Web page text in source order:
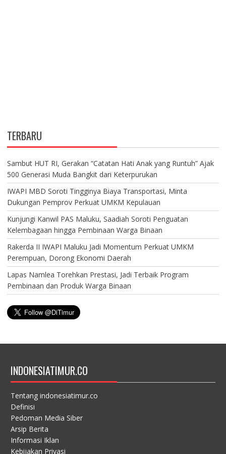
TERBARU
Sambut HUT RI, Gerakan “Catatan Hati Anak yang Runtuh” Ajak
500 Generasi Muda Bangkit dari Keterpurukan
IWAPI MBD Soroti Tingginya Biaya Transportasi, Minta
Dukungan Pemprov Perkuat UMKM Kepulauan
Kunjungi Kanwil PAS Maluku, Saadiah Soroti Penguatan
Kelembagaan hingga Pembinaan Warga Binaan
Rakerda II IWAPI Maluku Jadi Momentum Perkuat UMKM
Perempuan, Dorong Ekonomi Daerah
Lapas Namlea Torehkan Prestasi, Jadi Terbaik Program
Pembinaan dan Produk Warga Binaan
INDONESIATIMUR.CO
Tentang indonesiatimur.co
Definisi
Pedoman Media Siber
Arsip Berita
Informasi Iklan
Kebijakan Privasi